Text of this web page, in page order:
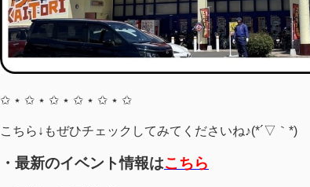
✩ ⋆ ✩ ⋆ ✩ ⋆ ✩ ⋆ ✩ ⋆ ✩
こちら↓もぜひチェックしてみてくださいね♪(*´▽｀*)
・最新のイベント情報はこちら